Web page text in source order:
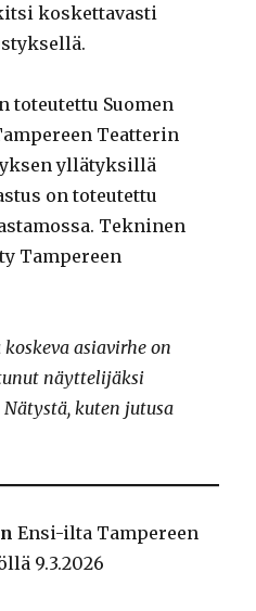
koskettavasti
toteutettu Suomen
Teatterin
yllätyksillä
on toteutettu
Tekninen
Tampereen
asiavirhe on
näyttelijäksi
kuten jutusa
Ensi-ilta Tampereen
9.3.2026